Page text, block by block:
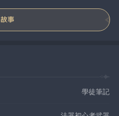
故事
學徒筆記